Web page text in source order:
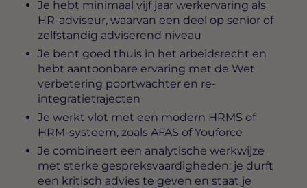
Je hebt minimaal vijf jaar werkervaring als
HR-adviseur, waarvan een deel op senior of
zelfstandig adviserend niveau
Je bent goed thuis in het arbeidsrecht en
hebt aantoonbare ervaring met de Wet
verbetering poortwachter en re-
integratietrajecten
Je werkt vlot met een modern HRMS of
HRM-systeem, zoals AFAS of Youforce
Je combineert een analytische werkwijze
met sterke gespreksvaardigheden: je durft
een kritisch advies te geven en staat je